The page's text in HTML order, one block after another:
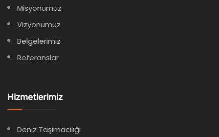
Misyonumuz
Vizyonumuz
Belgelerimiz
Referanslar
Hizmetlerimiz
Deniz Taşımacılığı